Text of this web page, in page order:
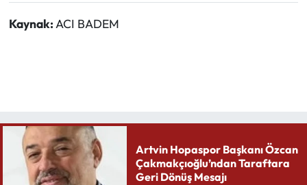
Kaynak:ACI BADEM
Artvin Hopaspor Başkanı Özcan
Çakmakçıoğlu’ndan Taraftara
Geri Dönüş Mesajı